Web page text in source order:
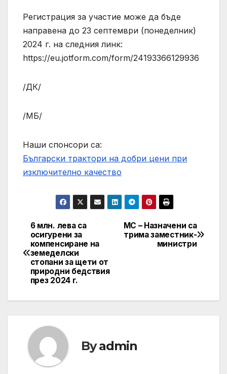
Регистрация за участие може да бъде
направена до 23 септември (понеделник)
2024 г. на следния линк:
https://eu.jotform.com/form/24193366129936
/ДК/
/МБ/
Наши спонсори са:
Български трактори на добри цени при
изключително качество
Post
navigation
МС – Назначени са
трима заместник-
министри
6 млн. лева са
осигурени за
компенсиране на
земеделски
стопани за щети от
природни бедствия
през 2024 г.
Byadmin